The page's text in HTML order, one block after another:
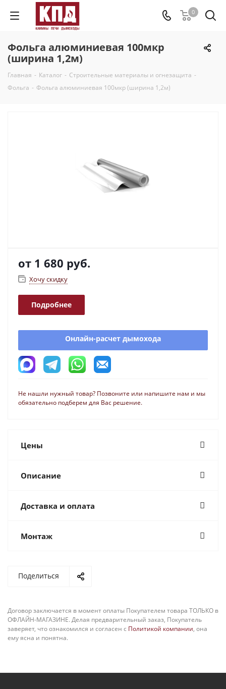
0
Фольга алюминиевая 100мкр
(ширина 1,2м)
Главная - Каталог - Строительные материалы и огнезащита -
Фольга - Фольга алюминиевая 100мкр (ширина 1,2м)
от 1 680 руб.
Хочу скидку
Подробнее
Онлайн-расчет дымохода
Не нашли нужный товар? Позвоните или напишите нам и мы
обязательно подберем для Вас решение.
Цены
Описание
Доставка и оплата
Монтаж
Поделиться
Договор заключается в момент оплаты Покупателем товара ТОЛЬКО в
ОФЛАЙН-МАГАЗИНЕ. Делая предварительный заказ, Покупатель
заверяет, что ознакомился и согласен с Политикой компании, она
ему ясна и понятна.